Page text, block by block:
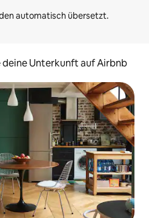
deine Unterkunft auf Airbnb